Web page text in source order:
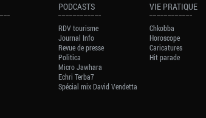
PODCASTS
RDV tourisme
Journal Info
Revue de presse
Politica
Micro Jawhara
Echri Terba7
Spécial mix David Vendetta
VIE PRATIQUE
Chkobba
Horoscope
Caricatures
Hit parade